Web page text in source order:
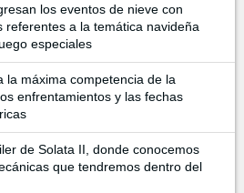
los eventos de nieve con
referentes a la temática navideña
especiales
la máxima competencia de la
enfrentamientos y las fechas
de Solata II, donde conocemos
que tendremos dentro del